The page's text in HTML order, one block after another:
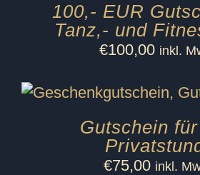
100,- EUR
Tanz,- und
€100,00 inkl.
Gutschein
€75,00 inkl.